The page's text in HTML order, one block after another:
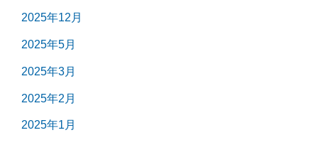
2025年12月
2025年5月
2025年3月
2025年2月
2025年1月